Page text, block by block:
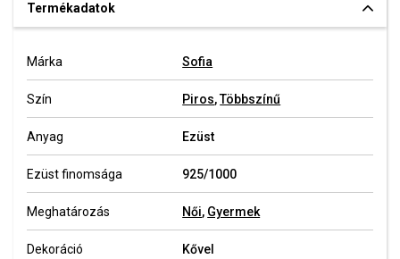
Termékadatok
Márka Sofia
Szín Piros,Többszínű
Anyag Ezüst
Ezüst finomsága 925/1000
Meghatározás Női, Gyermek
Dekoráció Kővel